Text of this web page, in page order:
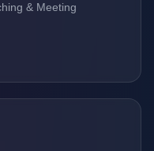
& Meeting